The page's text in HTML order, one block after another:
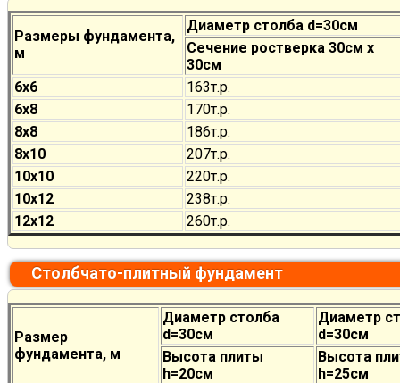
Размеры фундамента,
м
Диаметр столба d=30см
Сечение ростверка 30см х
30см
6х6
163т.р.
6х8
170т.р.
8х8
186т.р.
8х10
207т.р.
10х10
220т.р.
10х12
238т.р.
12х12
260т.р.
Столбчато-плитный фундамент
Размер
фундамента, м
Диаметр столба
d=30см
Диаметр
d=30см
Высота плиты
h=20см
Высота
h=25см